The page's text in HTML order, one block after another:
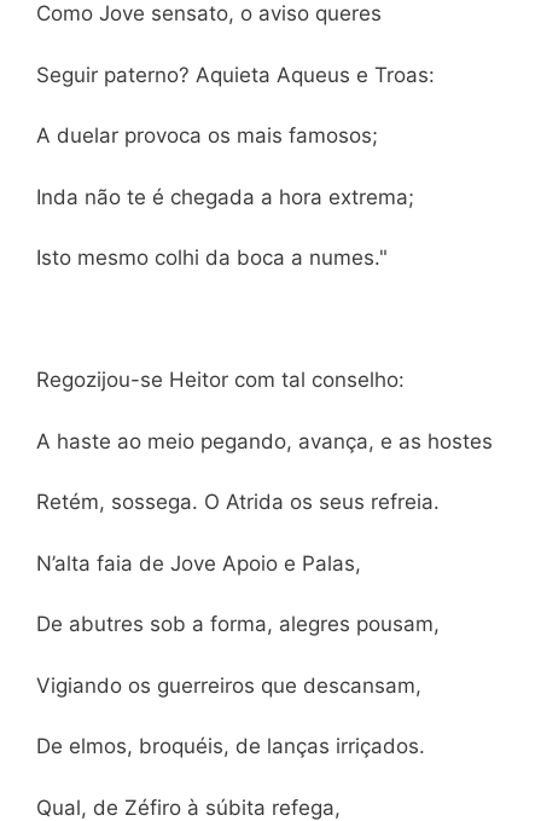
Como Jove sensato, o aviso queres
Seguir paterno? Aquieta Aqueus e Troas:
A duelar provoca os mais famosos;
Inda não te é chegada a hora extrema;
Isto mesmo colhi da boca a numes."
Regozijou-se Heitor com tal conselho:
A haste ao meio pegando, avança, e as hostes
Retém, sossega. O Atrida os seus refreia.
N’alta faia de Jove Apoio e Palas,
De abutres sob a forma, alegres pousam,
Vigiando os guerreiros que descansam,
De elmos, broquéis, de lanças irriçados.
Qual, de Zéfiro à súbita refega,